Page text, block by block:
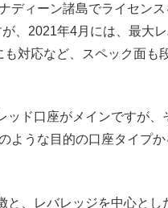
ディーン諸島でライセン
、2021年4月には、最大
対応など、スペック面も
ド口座がメインですが、
ような目的の口座タイプ
、レバレッジを中心とし